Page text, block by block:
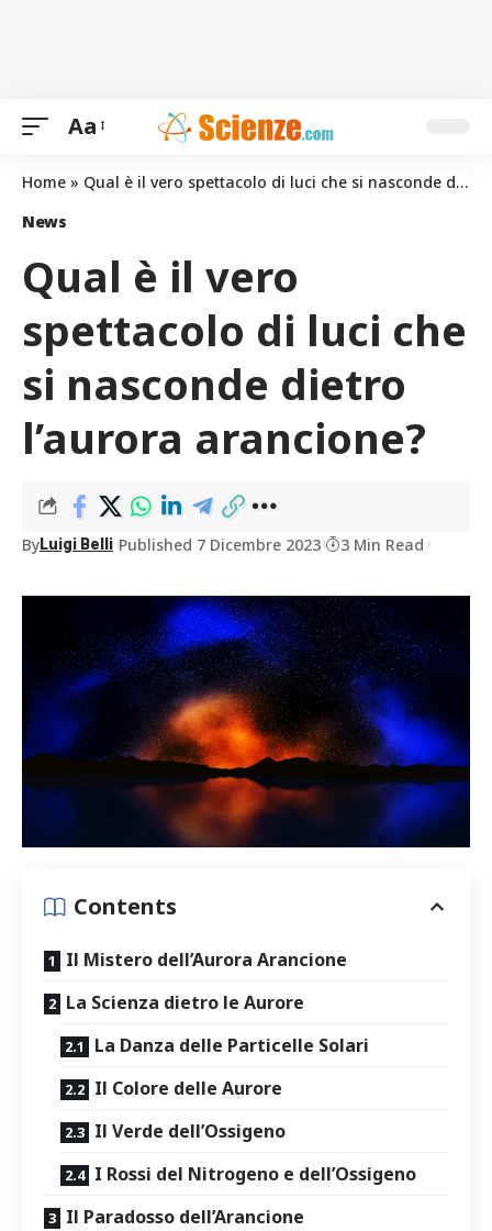
Aa
Home » Qual è il vero spettacolo di luci che si nasconde dietro l’aurora arancione?
News
Qual è il vero
spettacolo di luci che
si nasconde dietro
l’aurora arancione?
ByLuigi Belli Published 7 Dicembre 2023 3 Min Read
Contents
Il Mistero dell’Aurora Arancione
La‌ Scienza dietro le Aurore
La Danza delle ‌Particelle ⁤Solari
Il Colore delle Aurore
Il Verde dell’Ossigeno
I Rossi del ⁢Nitrogeno e dell’Ossigeno
Il Paradosso dell’Arancione